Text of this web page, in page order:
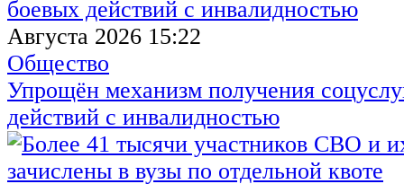
Августа 2026 15:22
Общество
Упрощён механизм получения
действий с инвалидностью